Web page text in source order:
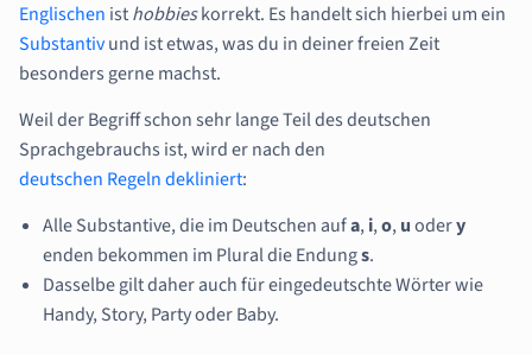
Englischen isthobbieskorrekt. Es handelt sich hierbei um ein
Substantivund ist etwas, was du in deiner freien Zeit
besonders gerne machst.
Weil der Begriff schon sehr lange Teil des deutschen
Sprachgebrauchs ist, wird er nach den
deutschen Regeln dekliniert:
Alle Substantive, die im Deutschen aufa,i,o,uodery
enden bekommen im Plural die Endungs.
Dasselbe gilt daher auch für eingedeutschte Wörter wie
Handy, Story, Party oder Baby.